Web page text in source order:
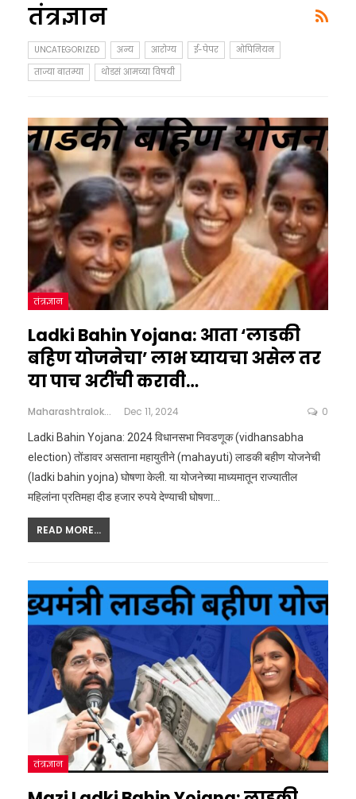
तंत्रज्ञान
UNCATEGORIZED अन्य आरोग्य ई-पेपर
ओपिनियन
ताज्या बातम्या
थोडसं आमच्या विषयी
तंत्रज्ञान
Ladki Bahin Yojana: आता ‘लाडकी
बहिण योजनेचा’ लाभ घ्यायचा असेल तर
या पाच अटींची करावी…
Maharashtralokshahi Dec 11, 2024 0
Ladki Bahin Yojana: 2024 विधानसभा निवडणूक (vidhansabha
election) तोंडावर असताना महायुतीने (mahayuti) लाडकी बहीण योजनेची
(ladki bahin yojna) घोषणा केली. या योजनेच्या माध्यमातून राज्यातील
महिलांना प्रतिमहा दीड हजार रुपये देण्याची घोषणा…
READ MORE...
तंत्रज्ञान